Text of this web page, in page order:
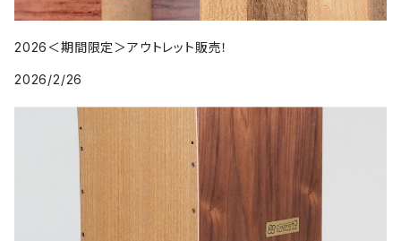
2026＜期間限定＞アウトレット販売！
2026/2/26